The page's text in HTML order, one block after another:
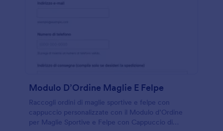
Modulo D’Ordine Maglie E Felpe
Raccogli ordini di maglie sportive e felpe con
cappuccio personalizzate con il Modulo d’Ordine
per Maglie Sportive e Felpe con Cappuccio di